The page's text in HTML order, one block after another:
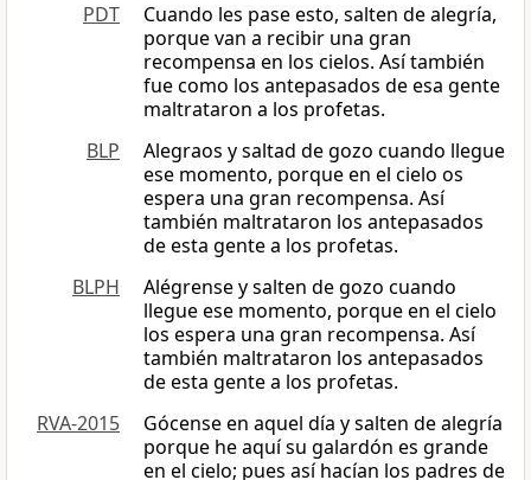
PDT
Cuando les pase esto, salten de alegría,
porque van a recibir una gran
recompensa en los cielos. Así también
fue como los antepasados de esa gente
maltrataron a los profetas.
BLP
Alegraos y saltad de gozo cuando llegue
ese momento, porque en el cielo os
espera una gran recompensa. Así
también maltrataron los antepasados
de esta gente a los profetas.
BLPH
Alégrense y salten de gozo cuando
llegue ese momento, porque en el cielo
los espera una gran recompensa. Así
también maltrataron los antepasados
de esta gente a los profetas.
RVA-2015
Gócense en aquel día y salten de alegría
porque he aquí su galardón es grande
en el cielo; pues así hacían los padres de